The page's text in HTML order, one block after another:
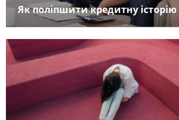
Як поліпшити кредитну історію